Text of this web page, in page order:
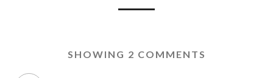
SHOWING 2 COMMENTS